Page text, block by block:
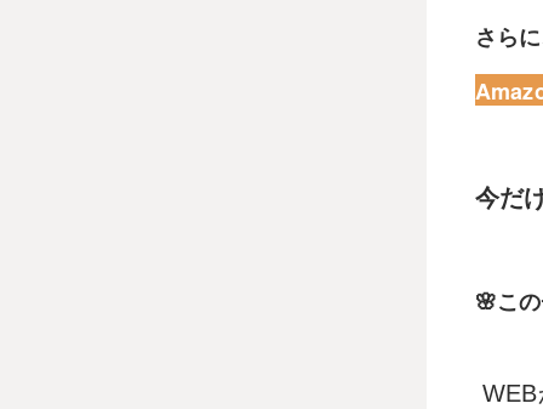
さら
今だ
🌸こ